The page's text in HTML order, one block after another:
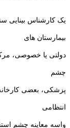
یک کارشناس بینایی
بیمارستان های
دولتی یا خصوصی،
چشم
پزشکی، بعضی
انتظامی
واسه معاینه چشم